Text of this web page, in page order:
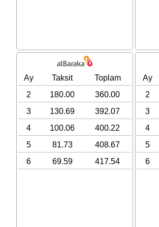
Ay Taksit
Toplam
2
180.00
360.00
3
130.69
392.07
4
100.06
400.22
5
81.73
408.67
6
69.59 417.54
Ay
2
3
4
5
6